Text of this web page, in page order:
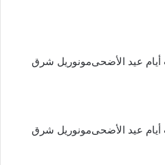
مونوريل شرق
مونوريل شرق